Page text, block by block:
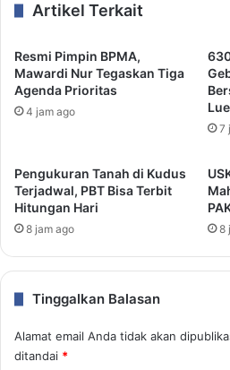
Artikel Terkait
Resmi Pimpin BPMA,
Mawardi Nur Tegaskan Tiga
Agenda Prioritas
4 jam ago
7
Pengukuran Tanah di Kudus
Terjadwal, PBT Bisa Terbit
Hitungan Hari
8 jam ago 8
Tinggalkan Balasan
Alamat email Anda tidak akan
ditandai *